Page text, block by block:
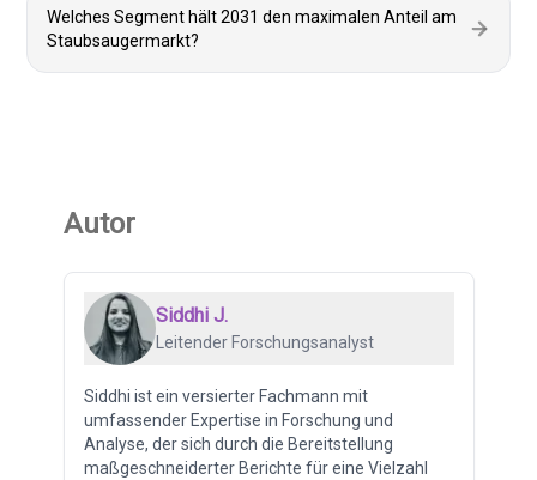
Welches Segment hält 2031 den maximalen Anteil am
Staubsaugermarkt?
Autor
Siddhi J.
Leitender Forschungsanalyst
Siddhi ist ein versierter Fachmann mit
umfassender Expertise in Forschung und
Analyse, der sich durch die Bereitstellung
maßgeschneiderter Berichte für eine Vielzahl